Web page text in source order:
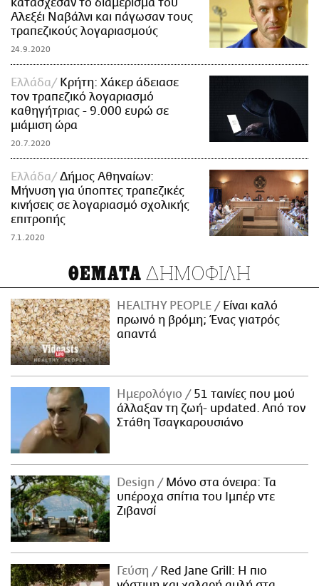
κατάσχεσαν το διαμέρισμα του
Αλεξέι Ναβάλνι και πάγωσαν τους
τραπεζικούς λογαριασμούς
24.9.2020
Ελλάδα
Κρήτη: Χάκερ άδειασε
τον τραπεζικό λογαριασμό
καθηγήτριας - 9.000 ευρώ σε
μιάμιση ώρα
20.7.2020
Ελλάδα
Δήμος Αθηναίων:
Μήνυση για ύποπτες τραπεζικές
κινήσεις σε λογαριασμό σχολικής
επιτροπής
7.1.2020
ΘΕΜΑΤΑ ΔΗΜΟΦΙΛΗ
HEALTHY PEOPLE
Είναι καλό
πρωινό η βρόμη; Ένας γιατρός
απαντά
Ημερολόγιο
51 ταινίες που μού
άλλαξαν τη ζωή- updated. Aπό τον
Στάθη Τσαγκαρουσιάνο
Design
Μόνο στα όνειρα: Τα
υπέροχα σπίτια του Ιμπέρ ντε
Ζιβανσί
Γεύση
Red Jane Grill: Η πιο